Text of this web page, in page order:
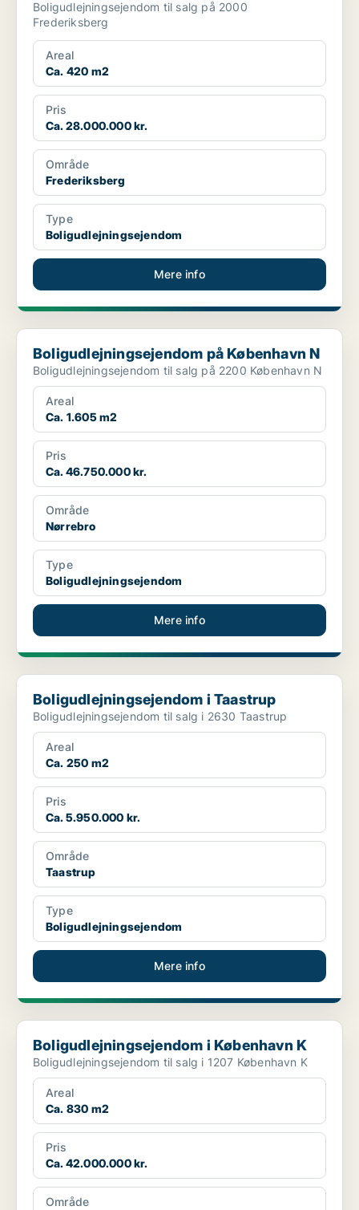
Boligudlejningsejendom til salg på 2000
Frederiksberg
Areal
Ca. 420 m2
Pris
Ca. 28.000.000 kr.
Område
Frederiksberg
Type
Boligudlejningsejendom
Mere info
Boligudlejningsejendom på København N
Boligudlejningsejendom på København N
Boligudlejningsejendom til salg på 2200 København N
Areal
Ca. 1.605 m2
Pris
Ca. 46.750.000 kr.
Område
Nørrebro
Type
Boligudlejningsejendom
Mere info
Boligudlejningsejendom i Taastrup
Boligudlejningsejendom i Taastrup
Boligudlejningsejendom til salg i 2630 Taastrup
Areal
Ca. 250 m2
Pris
Ca. 5.950.000 kr.
Område
Taastrup
Type
Boligudlejningsejendom
Mere info
Boligudlejningsejendom i København K
Boligudlejningsejendom i København K
Boligudlejningsejendom til salg i 1207 København K
Areal
Ca. 830 m2
Pris
Ca. 42.000.000 kr.
Område